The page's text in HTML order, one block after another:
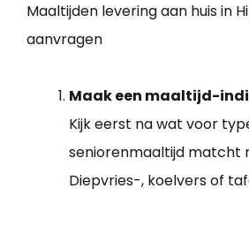
Maaltijden levering aan huis in
aanvragen
Maak een maaltijd-
Kijk eerst na wat voor
seniorenmaaltijd matcht
Diepvries-, koelvers of